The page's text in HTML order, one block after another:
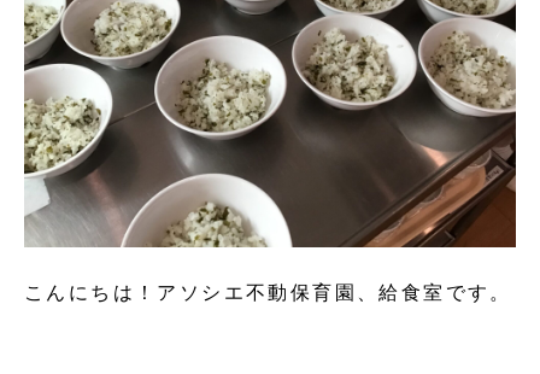
こんにちは！アソシエ不動保育園、給食室です。